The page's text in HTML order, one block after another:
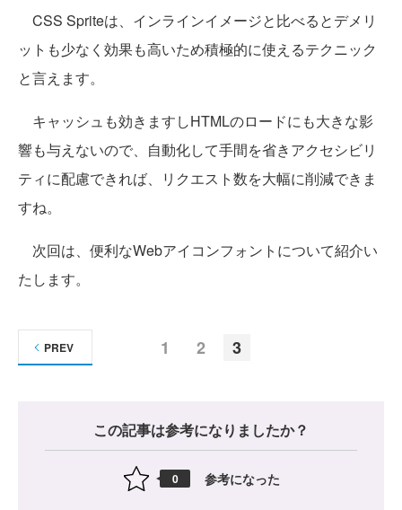
CSS Spriteは、インラインイメージと比べるとデメリ
ットも少なく効果も高いため積極的に使えるテクニック
と言えます。
キャッシュも効きますしHTMLのロードにも大きな影
響も与えないので、自動化して手間を省きアクセシビリ
ティに配慮できれば、リクエスト数を大幅に削減できま
すね。
次回は、便利なWebアイコンフォントについて紹介い
たします。
1 2 3
PREV
この記事は参考になりましたか？
0 参考になった